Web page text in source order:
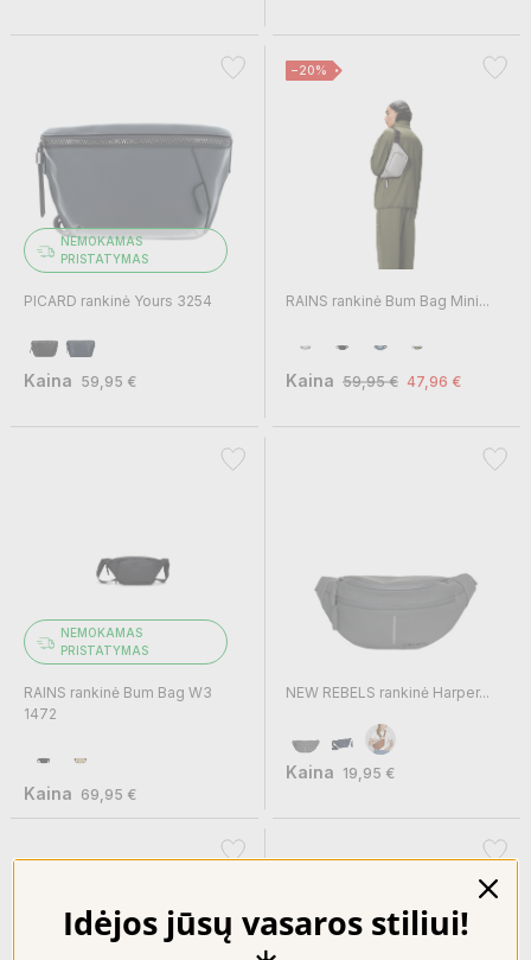
NEMOKAMAS
PRISTATYMAS
PICARD rankinė Yours 3254
Kaina 59,95 €
−20%
RAINS rankinė Bum Bag Mini...
Kaina 59,95 € 47,96 €
NEMOKAMAS
PRISTATYMAS
RAINS rankinė Bum Bag W3
1472
Kaina 69,95 €
NEW REBELS rankinė Harper...
Kaina 19,95 €
Idėjos jūsų vasaros stiliui!